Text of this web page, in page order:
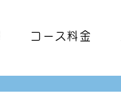
コース料金